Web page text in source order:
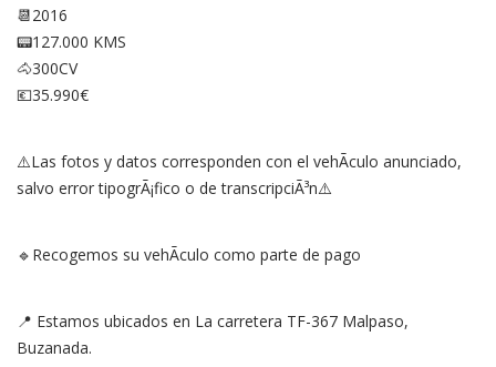
📆2016
📟127.000 KMS
🐴300CV
💶35.990€
⚠️Las fotos y datos corresponden con el vehÃ­culo anunciado,
salvo error tipogrÃ¡fico o de transcripciÃ³n⚠️
🔹Recogemos su vehÃ­culo como parte de pago
📍 Estamos ubicados en La carretera TF-367 Malpaso,
Buzanada.